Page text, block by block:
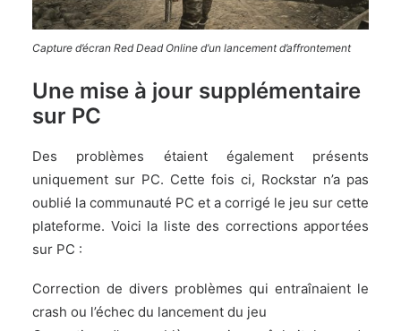
Capture d’écran Red Dead Online d’un lancement d’affrontement
Une mise à jour supplémentaire
sur PC
Des problèmes étaient également présents
uniquement sur PC. Cette fois ci, Rockstar n’a pas
oublié la communauté PC et a corrigé le jeu sur cette
plateforme. Voici la liste des corrections apportées
sur PC :
Correction de divers problèmes qui entraînaient le
crash ou l’échec du lancement du jeu